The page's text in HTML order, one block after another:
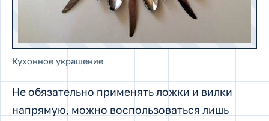
Кухонное украшение
Не обязательно применять ложки и вилки
напрямую, можно воспользоваться лишь